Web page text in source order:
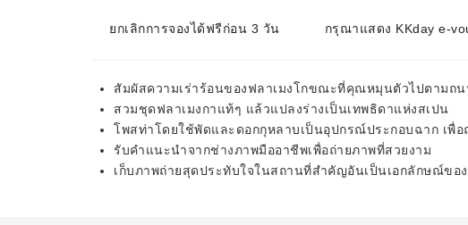
ยกเลิกการจองได้ฟรีก่อน 3 วัน กรุณาแสดง KKday e-
สัมผัสความเร่าร้อนของฟลาเมงโกขณะที่คุณหมุนตัวไปตามถน
สวมชุดฟลาเมงกาแท้ๆ แล้วแปลงร่างเป็นเทพธิดาแห่งสเปน
โพสท่าโดยใช้พัดและดอกกุหลาบเป็นอุปกรณ์ประกอบฉาก เพื่
รับคำแนะนำจากช่างภาพมืออาชีพเพื่อถ่ายภาพที่สวยงาม
เก็บภาพถ่ายสุดประทับใจในสถานที่สำคัญอันเป็นเอกลักษณ์ขอ